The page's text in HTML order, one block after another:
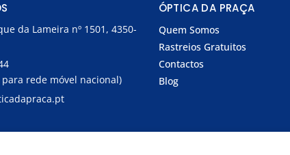
da Lameira nº 1501, 4350-
rede móvel nacional)
ÓPTICA DA PRAÇA
Quem Somos
Rastreios Gratuitos
Contactos
Blog